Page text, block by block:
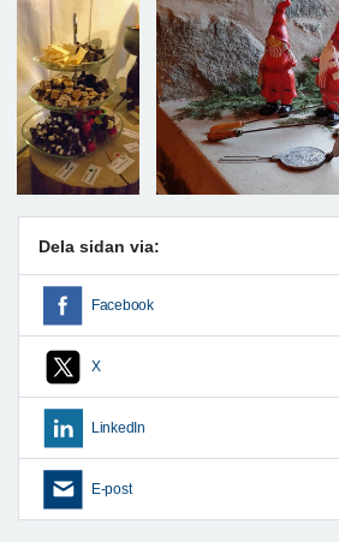
Dela sidan via:
Facebook
X
LinkedIn
E-post